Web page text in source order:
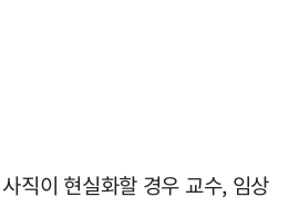
직이 현실화할 경우 교수, 임상